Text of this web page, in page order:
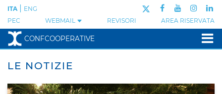
PEC WEBMAIL REVISORI AREA RISERVATA
ITA ENG
CONFCOOPERATIVE
LE NOTIZIE